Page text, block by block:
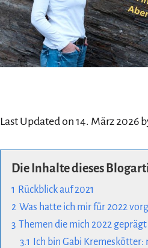
Last Updated on 14. März 2026
Die Inhalte dieses
1 Rückblick auf 2021
2 Was hatte ich mir für 2022
3 Themen die mich 2022 geprägt
3.1
Ich bin Gabi Kremeskötter: